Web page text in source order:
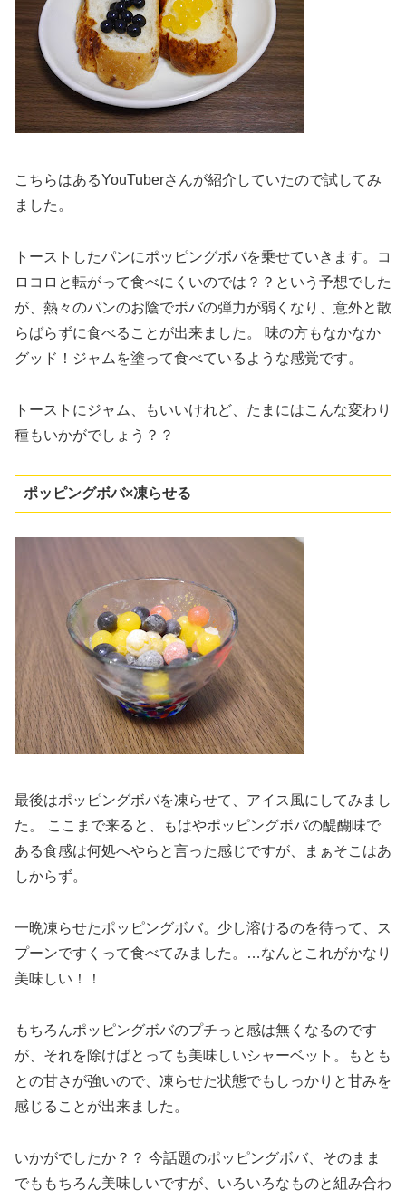
こちらはあるYouTuberさんが紹介していたので試してみ
ました。
トーストしたパンにポッピングボバを乗せていきます。コ
ロコロと転がって食べにくいのでは？？という予想でした
が、熱々のパンのお陰でボバの弾力が弱くなり、意外と散
らばらずに食べることが出来ました。 味の方もなかなか
グッド！ジャムを塗って食べているような感覚です。
トーストにジャム、もいいけれど、たまにはこんな変わり
種もいかがでしょう？？
ポッピングボバ×凍らせる
最後はポッピングボバを凍らせて、アイス風にしてみまし
た。 ここまで来ると、もはやポッピングボバの醍醐味で
ある食感は何処へやらと言った感じですが、まぁそこはあ
しからず。
一晩凍らせたポッピングボバ。少し溶けるのを待って、ス
プーンですくって食べてみました。…なんとこれがかなり
美味しい！！
もちろんポッピングボバのプチっと感は無くなるのです
が、それを除けばとっても美味しいシャーベット。もとも
との甘さが強いので、凍らせた状態でもしっかりと甘みを
感じることが出来ました。
いかがでしたか？？ 今話題のポッピングボバ、そのまま
でももちろん美味しいですが、いろいろなものと組み合わ